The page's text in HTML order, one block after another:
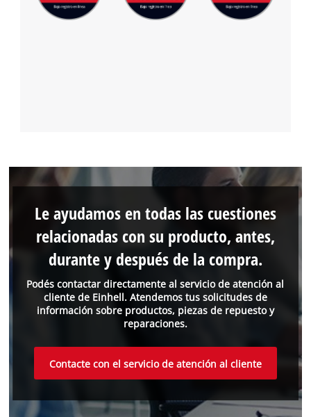
Podés contactar directamente al servicio de atención al
cliente de Einhell. Atendemos tus solicitudes de
información sobre productos, piezas de repuesto y
reparaciones.
Le ayudamos en todas las cuestiones
relacionadas con su producto, antes,
durante y después de la compra.
Contacte con el servicio de atención al cliente